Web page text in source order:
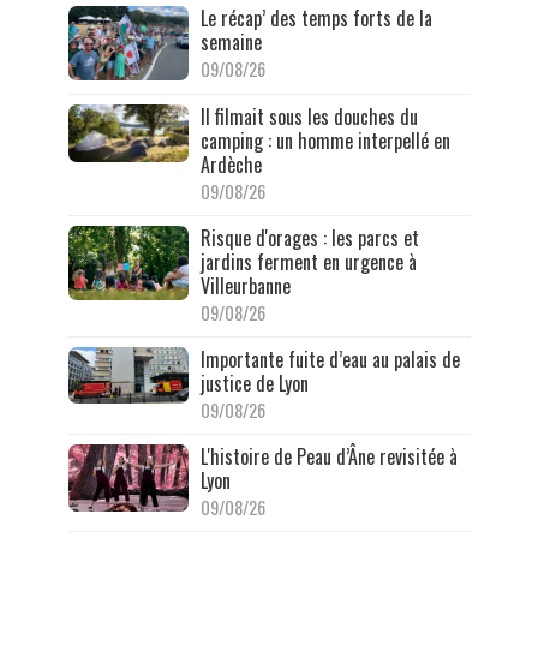
Le récap’ des temps forts de la
semaine
09/08/26
Il filmait sous les douches du
camping : un homme interpellé en
Ardèche
09/08/26
Risque d'orages : les parcs et
jardins ferment en urgence à
Villeurbanne
09/08/26
Importante fuite d’eau au palais de
justice de Lyon
09/08/26
L'histoire de Peau d’Âne revisitée à
Lyon
09/08/26